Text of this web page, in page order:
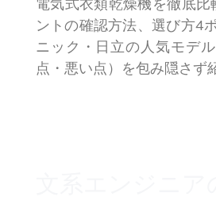
電気式衣類乾燥機を徹底
ントの確認方法、選び方4
ニック・日立の人気モデ
点・悪い点）を包み隠さず